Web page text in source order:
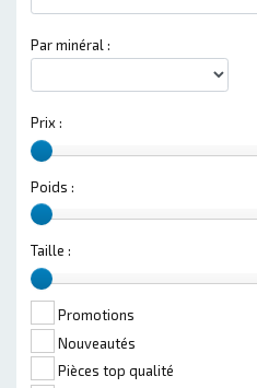
Par minéral :
Prix :
Poids :
Taille :
Promotions
Nouveautés
Pièces top qualité